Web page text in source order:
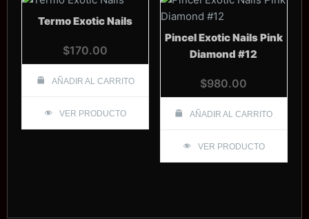
Termo Exotic Nails
$170.00
AÑADIR AL CARRITO
VER PRODUCTO
Pincel Exotic Nails Pink
Diamond #12
$980.00
AÑADIR AL CARRITO
VER PRODUCTO